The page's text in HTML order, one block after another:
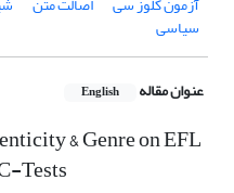
سیاسی
عنوان مقاله English
& Genre on EFL
Tests